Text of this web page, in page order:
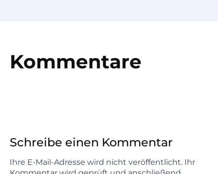
Kommentare
Schreibe einen Kommentar
Ihre E-Mail-Adresse wird nicht veröffentlicht. Ihr